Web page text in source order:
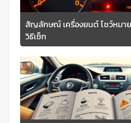
สัญลักษณ์ เครื่องยนต์ โชว์หมาย
วิธีเช็ก